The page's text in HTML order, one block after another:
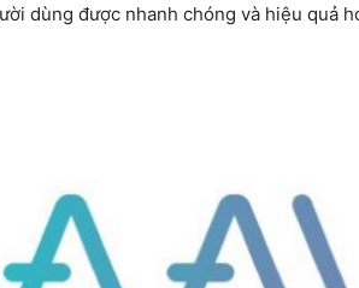
dùng được nhanh chóng và hiệu quả